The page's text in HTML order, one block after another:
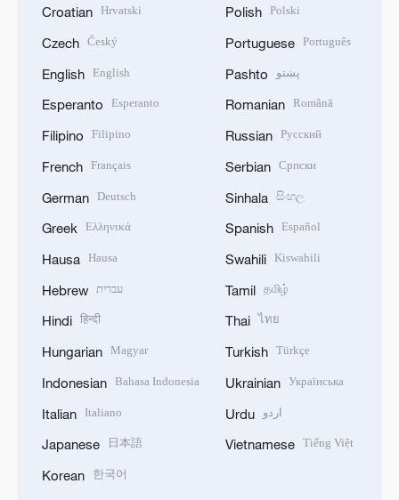
Croatian Hrvatski
Czech Český
English English
Esperanto Esperanto
Filipino Filipino
French Français
German Deutsch
Greek Ελληνικά
Hausa Hausa
Hebrew עברית
Hindi हिन्दी
Hungarian Magyar
Indonesian Bahasa Indonesia
Italian Italiano
Japanese 日本語
Korean 한국어
Polish Polski
Portuguese Português
Pashto پښتو
Romanian Română
Russian Русский
Serbian Српски
Sinhala සිංහල
Spanish Español
Swahili Kiswahili
Tamil தமிழ்
Thai ไทย
Turkish Türkçe
Ukrainian Українська
Urdu اردو
Vietnamese Tiếng Việt